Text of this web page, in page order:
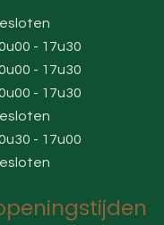
- 17u30
- 17u30
- 17u30
- 17u00